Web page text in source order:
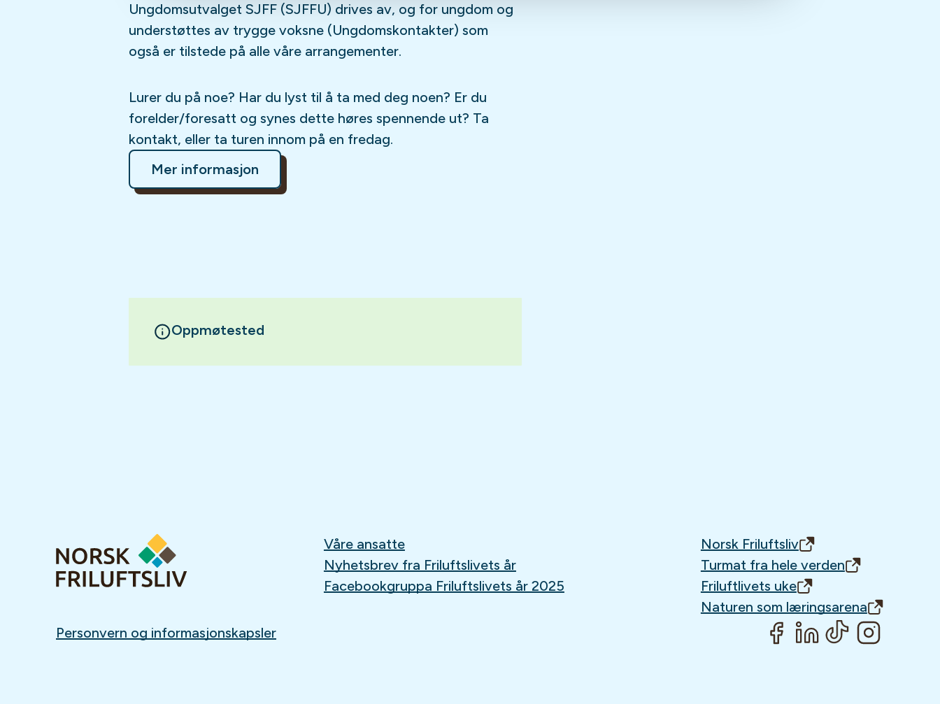
Ungdomsutvalget SJFF (SJFFU) drives av, og for ungdom og
understøttes av trygge voksne (Ungdomskontakter) som
også er tilstede på alle våre arrangementer.
Lurer du på noe? Har du lyst til å ta med deg noen? Er du
forelder/foresatt og synes dette høres spennende ut? Ta
kontakt, eller ta turen innom på en fredag.
Mer informasjon
Oppmøtested
Våre ansatte
Nyhetsbrev fra Friluftslivets år
Facebookgruppa Friluftslivets år 2025
Norsk Friluftsliv
Turmat fra hele verden
Friluftlivets uke
Naturen som læringsarena
Personvern og informasjonskapsler